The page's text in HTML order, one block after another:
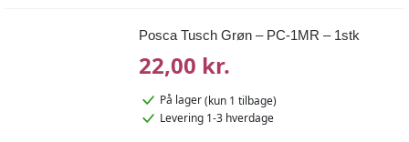
Posca Tusch Grøn – PC-1MR – 1stk
22,00 kr.
På lager(kun 1 tilbage)
Levering 1-3 hverdage